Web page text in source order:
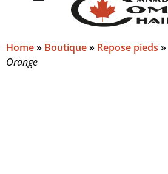
Home» Boutique» Repose pieds »
Orange